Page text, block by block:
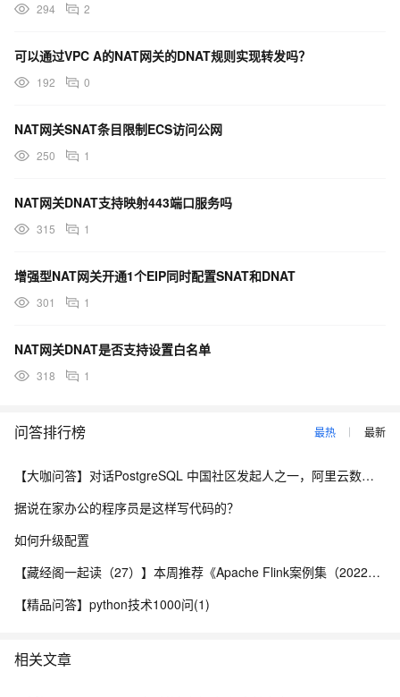
294 2
可以通过VPC A的NAT网关的DNAT规则实现转发吗？
192 0
NAT网关SNAT条目限制ECS访问公网
250 1
NAT网关DNAT支持映射443端口服务吗
315 1
增强型NAT网关开通1个EIP同时配置SNAT和DNAT
301 1
NAT网关DNAT是否支持设置白名单
318 1
问答排行榜 最热 最新
【大咖问答】对话PostgreSQL 中国社区发起人之一，阿里云数据库高级专家 德哥
据说在家办公的程序员是这样写代码的？
如何升级配置
【藏经阁一起读（27）】本周推荐《Apache Flink案例集（2022版）》，你有哪些心得？
【精品问答】python技术1000问(1)
相关文章